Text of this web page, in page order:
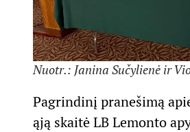
Nuotr.: Janina Sučylienė ir
Pagrindinį pranešimą
ąją skaitė LB Lemonto